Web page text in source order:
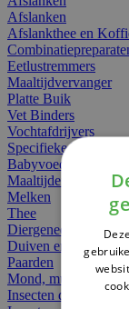
Afslanken
Afslankthee en
Eetlustremmers
Maaltijdvervanger
Platte Buik
Vet Binders
Vochtafdrijvers
Specifieke Voeding
Babyvoeding
Maaltijden
Melken
Thee
Diergeneesmiddelen
Duiven en vogels
Paarden
Mond, muil of snavel
Insecten dieren